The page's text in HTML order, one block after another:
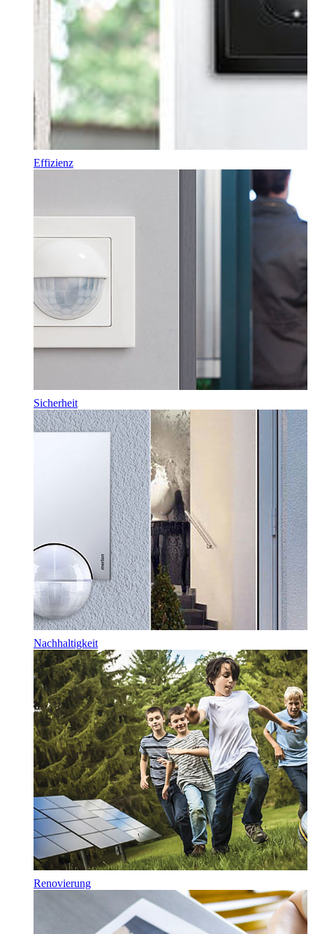
Effizienz
Sicherheit
Nachhaltigkeit
Renovierung